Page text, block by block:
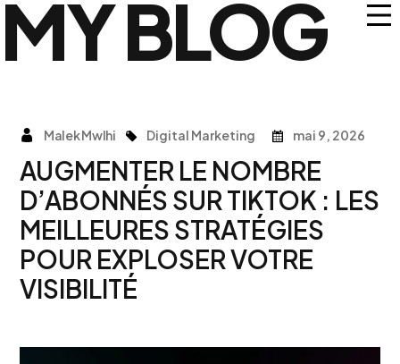
MY BLOG
Malek Mwlhi Digital Marketing mai 9, 2026
AUGMENTER LE NOMBRE
D’ABONNÉS SUR TIKTOK : LES
MEILLEURES STRATÉGIES
POUR EXPLOSER VOTRE
VISIBILITÉ